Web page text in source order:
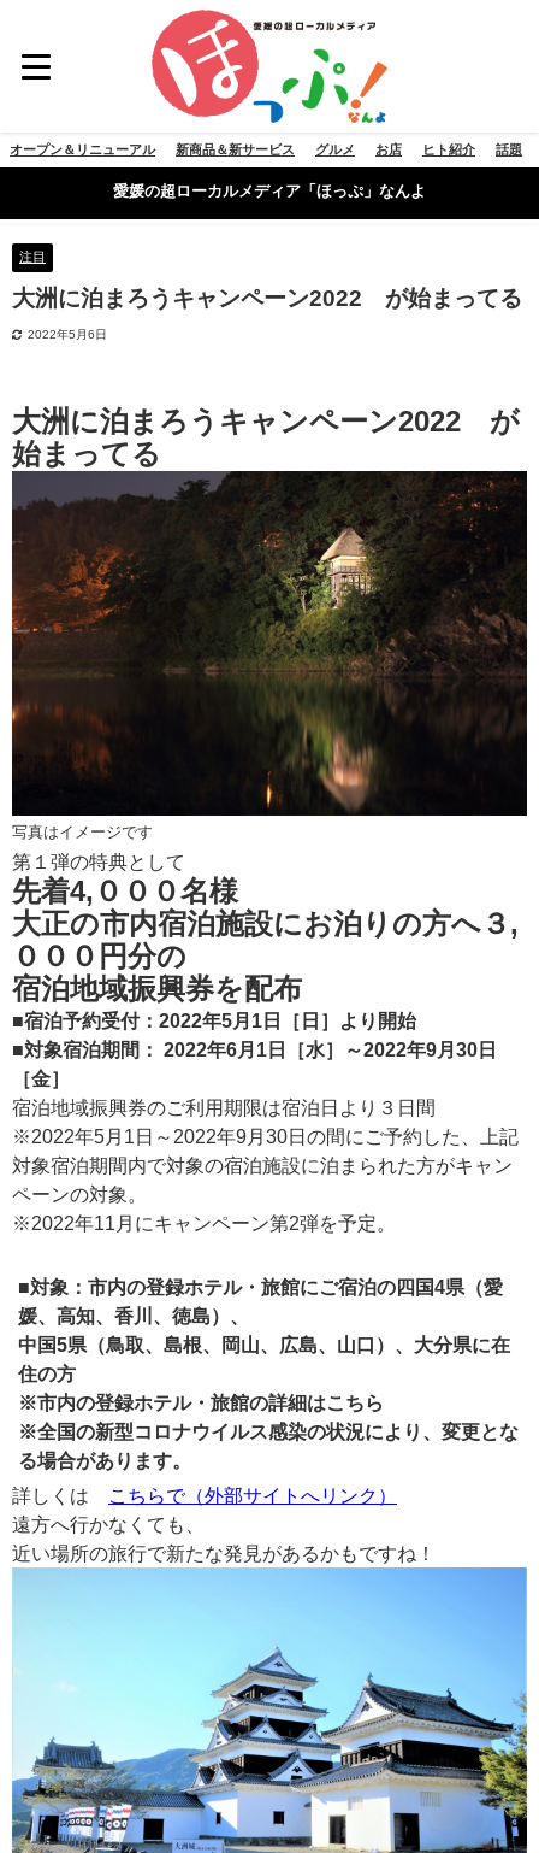
オープン＆リニューアル 新商品＆新サービス グルメ お店 ヒト紹介 話題
愛媛の超ローカルメディア「ほっぷ」なんよ
注目
大洲に泊まろうキャンペーン2022 が始まってる
2022年5月6日
大洲に泊まろうキャンペーン2022 が
始まってる
写真はイメージです
第１弾の特典として
先着4,０００名様
大正の市内宿泊施設にお泊りの方へ３,
０００円分の
宿泊地域振興券を配布
■宿泊予約受付：2022年5月1日［日］より開始
■対象宿泊期間： 2022年6月1日［水］～2022年9月30日
［金］
宿泊地域振興券のご利用期限は宿泊日より３日間
※2022年5月1日～2022年9月30日の間にご予約した、上記
対象宿泊期間内で対象の宿泊施設に泊まられた方がキャン
ペーンの対象。
※2022年11月にキャンペーン第2弾を予定。
■対象：市内の登録ホテル・旅館にご宿泊の四国4県（愛
媛、高知、香川、徳島）、
中国5県（鳥取、島根、岡山、広島、山口）、大分県に在
住の方
※市内の登録ホテル・旅館の詳細はこちら
※全国の新型コロナウイルス感染の状況により、変更とな
る場合があります。
詳しくは
こちらで（外部サイトへリンク）
遠方へ行かなくても、
近い場所の旅行で新たな発見があるかもですね！